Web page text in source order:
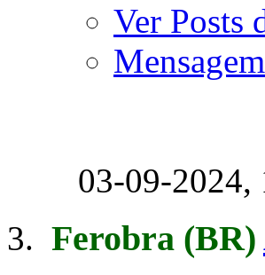
Ver Posts
03-09-2024,
Ferobra (BR)